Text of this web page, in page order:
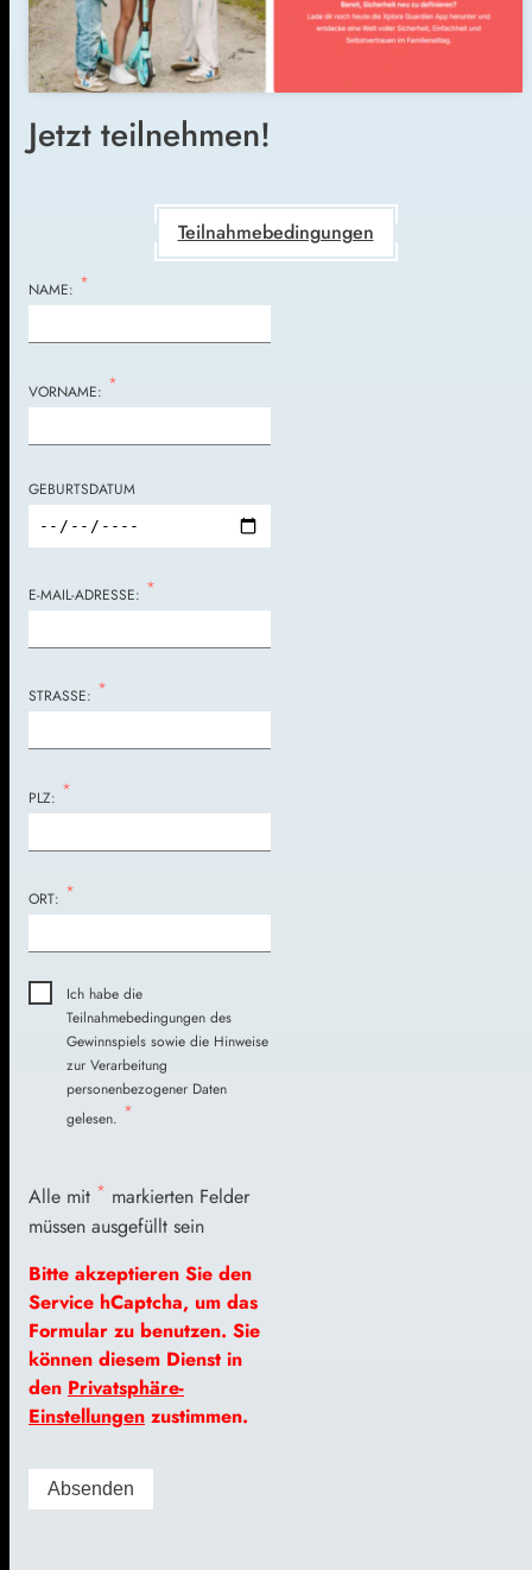
Jetzt teilnehmen!
Teilnahmebedingungen
NAME: *
VORNAME: *
GEBURTSDATUM
E-MAIL-ADRESSE: *
STRASSE: *
PLZ: *
ORT: *
Ich habe die
Teilnahmebedingungen des
Gewinnspiels sowie die Hinweise
zur Verarbeitung
personenbezogener Daten
gelesen. *
Alle mit * markierten Felder
müssen ausgefüllt sein
Bitte akzeptieren Sie den
Service hCaptcha, um das
Formular zu benutzen. Sie
können diesem Dienst in
den Privatsphäre-
Einstellungen zustimmen.